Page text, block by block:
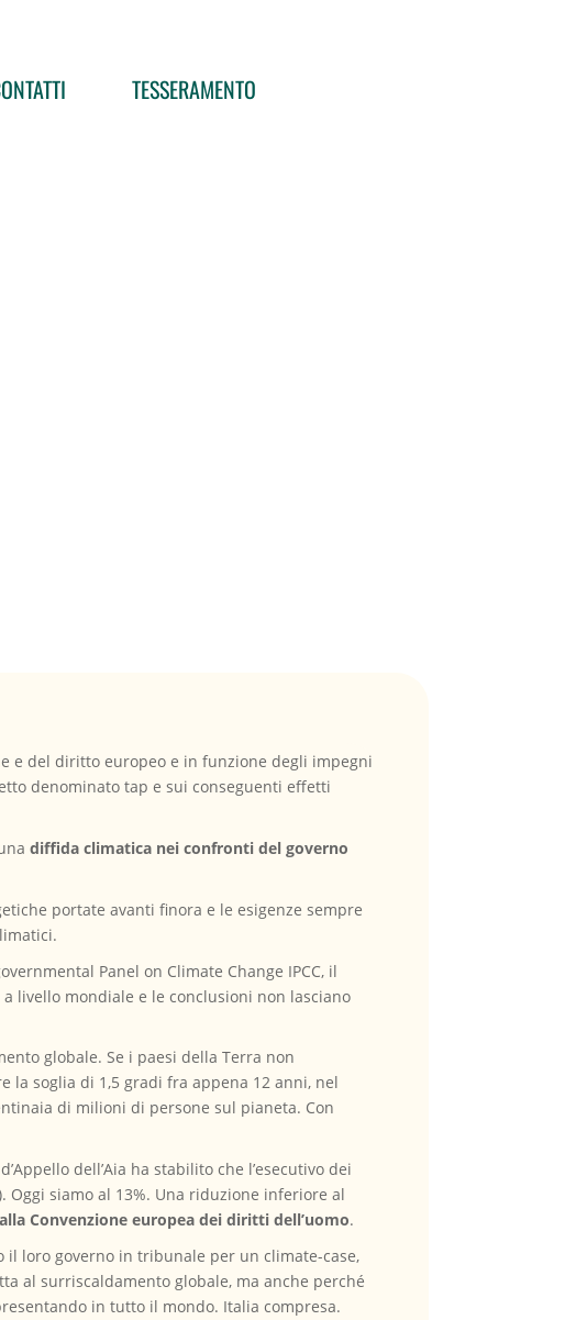
TESSERAMENTO
e del diritto europeo e in funzione degli impegni
denominato tap e sui conseguenti effetti
diffida climatica nei confronti del governo
portate avanti finora e le esigenze sempre
Panel on Climate Change IPCC, il
livello mondiale e le conclusioni non lasciano
globale. Se i paesi della Terra non
soglia di 1,5 gradi fra appena 12 anni, nel
di milioni di persone sul pianeta. Con
dell’Aia ha stabilito che l’esecutivo dei
Oggi siamo al 13%. Una riduzione inferiore al
Convenzione europea dei diritti dell’uomo.
loro governo in tribunale per un climate-case,
al surriscaldamento globale, ma anche perché
in tutto il mondo. Italia compresa.